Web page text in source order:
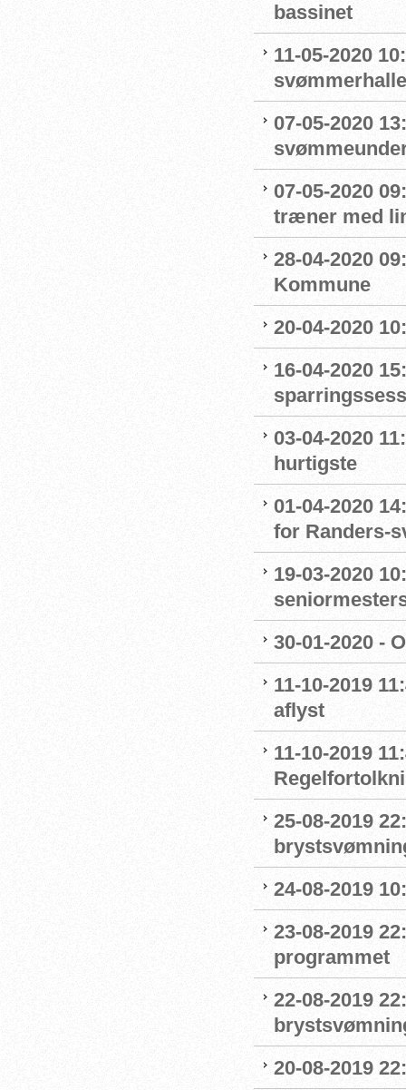
bassinet
11-05-2020
07-05-2020
07-05-2020
træner med
28-04-2020
Kommune
20-04-2020
16-04-2020
03-04-2020
hurtigste
01-04-2020
for Randers-
19-03-2020
30-01-2020 -
11-10-2019
aflyst
11-10-2019
25-08-2019
24-08-2019
23-08-2019
programmet
22-08-2019
20-08-2019